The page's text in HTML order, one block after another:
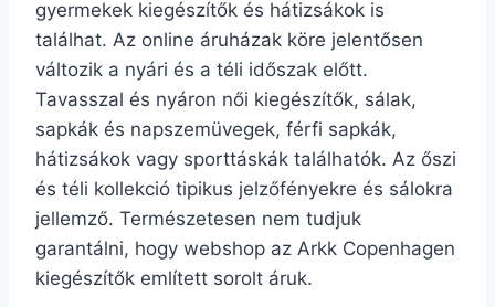
gyermekek kiegészítők és hátizsákok is
találhat. Az online áruházak köre jelentősen
változik a nyári és a téli időszak előtt.
Tavasszal és nyáron női kiegészítők, sálak,
sapkák és napszemüvegek, férfi sapkák,
hátizsákok vagy sporttáskák találhatók. Az őszi
és téli kollekció tipikus jelzőfényekre és sálokra
jellemző. Természetesen nem tudjuk
garantálni, hogy webshop az Arkk Copenhagen
kiegészítők említett sorolt áruk.